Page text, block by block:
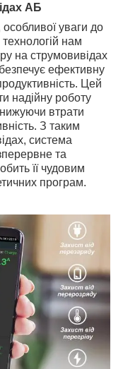
АБ
особливої уваги до
нам
на струмовивідах
ефективну
Цей
надійну роботу
втрати
З таким
система
та
її чудовим
програм.